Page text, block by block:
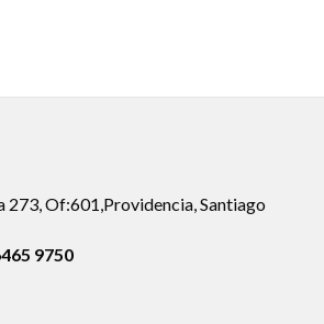
273, Of:601,Providencia, Santiago
9750